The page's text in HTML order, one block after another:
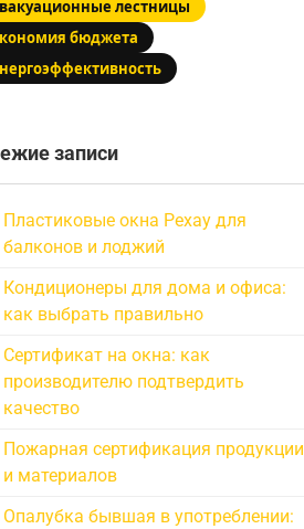
лестницы
бюджета
записи
Пластиковые окна Рехау для
балконов и лоджий
Кондиционеры для дома и офиса:
как выбрать правильно
Сертификат на окна: как
производителю подтвердить
качество
Пожарная сертификация продукции
и материалов
Опалубка бывшая в употреблении: